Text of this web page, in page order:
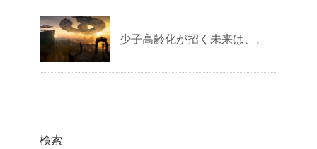
少子高齢化が招く未来は、、
検索